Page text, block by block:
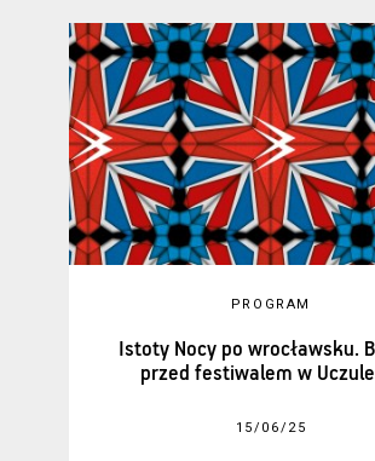
PROGRAM
Istoty Nocy po wrocławsku.
przed festiwalem w
15/06/25